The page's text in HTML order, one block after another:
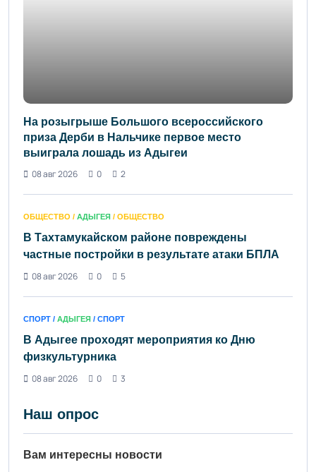
На розыгрыше Большого всероссийского
приза Дерби в Нальчике первое место
выиграла лошадь из Адыгеи
08 авг 2026
0 2
ОБЩЕСТВО / АДЫГЕЯ / ОБЩЕСТВО
В Тахтамукайском районе повреждены
частные постройки в результате атаки БПЛА
08 авг 2026
0 5
СПОРТ / АДЫГЕЯ / СПОРТ
В Адыгее проходят мероприятия ко Дню
физкультурника
08 авг 2026
0 3
Наш опрос
Вам интересны новости